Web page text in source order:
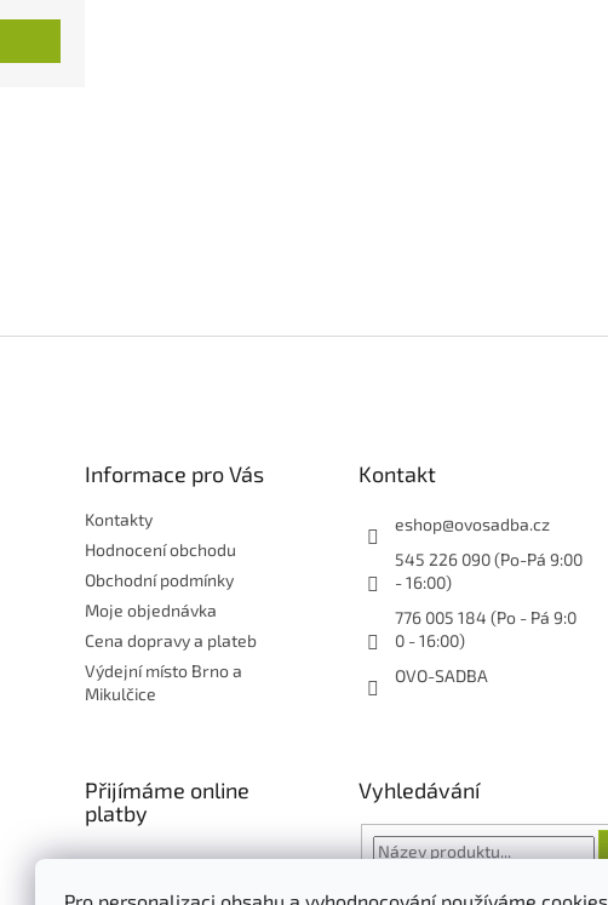
Informace pro Vás
Kontakty
Hodnocení obchodu
Obchodní podmínky
Moje objednávka
Cena dopravy a plateb
Výdejní místo Brno a
Mikulčice
Kontakt
eshop@ovosadba.cz
545 226 090 (Po-Pá 9:00
- 16:00)
776 005 184 (Po - Pá 9:0
0 - 16:00)
OVO-SADBA
Přijímáme online
platby
Vyhledávání